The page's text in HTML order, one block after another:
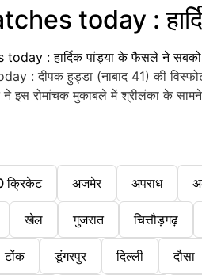
today :
: दीपक हुड्डा (नाबाद 41) की
ने इस रोमांचक मुकाबले में श्रीलंका के
क्रिकेट अजमेर अपराध
खेल गुजरात चित्तौड़गढ़
टोंक डूंगरपुर दिल्ली दौसा